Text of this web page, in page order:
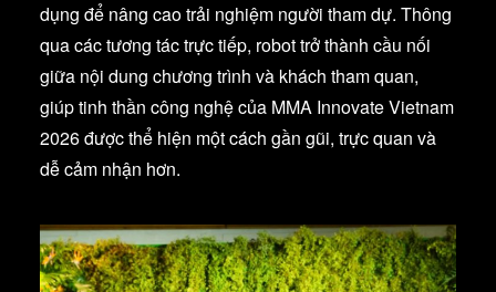
dụng để nâng cao trải nghiệm người tham dự. Thông
qua các tương tác trực tiếp, robot trở thành cầu nối
giữa nội dung chương trình và khách tham quan,
giúp tinh thần công nghệ của MMA Innovate Vietnam
2026 được thể hiện một cách gần gũi, trực quan và
dễ cảm nhận hơn.